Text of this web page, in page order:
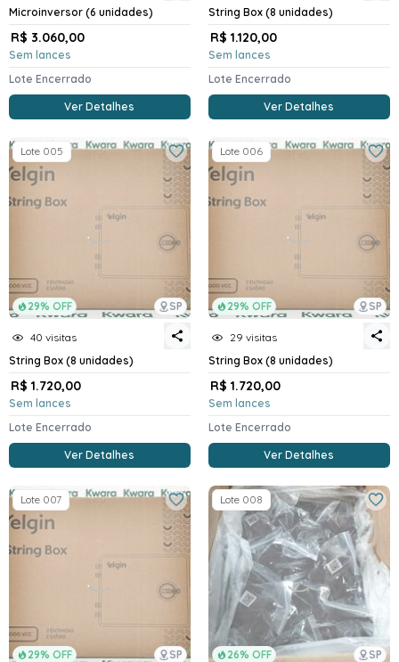
Microinversor (6 unidades)
R$ 3.060,00
Sem lances
Lote Encerrado
Ver Detalhes
String Box (8 unidades)
R$ 1.120,00
Sem lances
Lote Encerrado
Ver Detalhes
29% OFF SP
Lote 005
40 visitas
String Box (8 unidades)
R$ 1.720,00
Sem lances
Lote Encerrado
Ver Detalhes
29% OFF SP
Lote 006
29 visitas
String Box (8 unidades)
R$ 1.720,00
Sem lances
Lote Encerrado
Ver Detalhes
29% OFF SP
Lote 007
26% OFF SP
Lote 008